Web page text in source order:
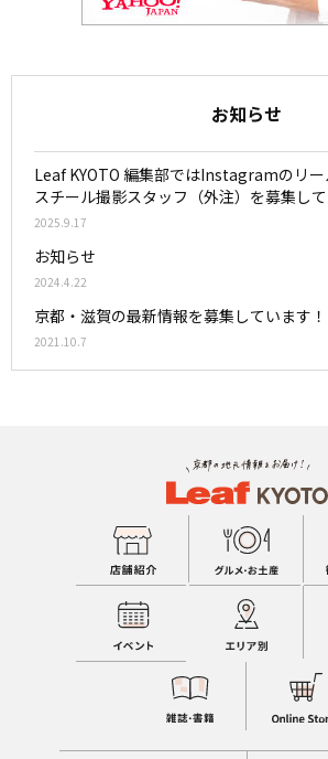
お知らせ
Leaf KYOTO 編集部ではInstagramのリ
スチール撮影スタッフ（外注）を募集して
2025.9.17
お知らせ
2024.4.22
京都・滋賀の最新情報を募集しています！
2021.10.7